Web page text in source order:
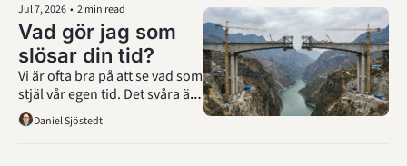
Jul 7, 2026 • 2 min read
Vad gör jag som
slösar din tid?
Vi är ofta bra på att se vad som
stjäl vår egen tid. Det svåra är
att upptäcka när vi själva är
tidstjuven.
Daniel Sjöstedt